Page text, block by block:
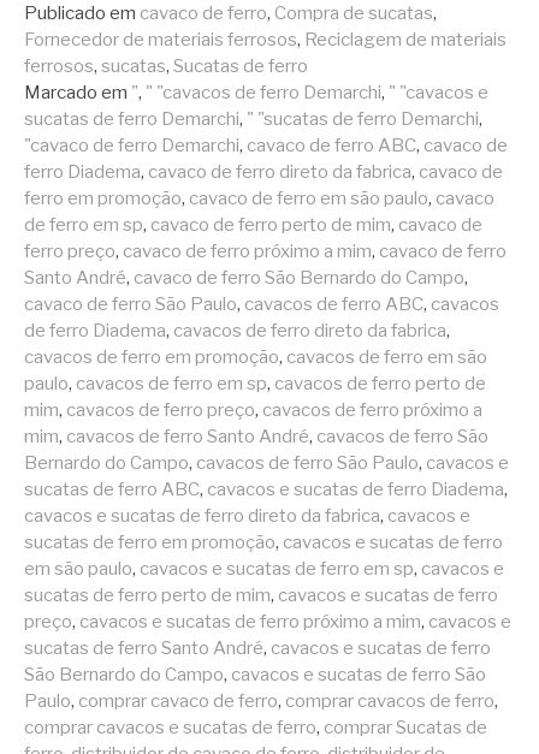
Publicado em cavaco de ferro, Compra de sucatas,
Fornecedor de materiais ferrosos, Reciclagem de materiais
ferrosos, sucatas, Sucatas de ferro
Marcado em ", " "cavacos de ferro Demarchi, " "cavacos e
sucatas de ferro Demarchi, " "sucatas de ferro Demarchi,
"cavaco de ferro Demarchi, cavaco de ferro ABC, cavaco de
ferro Diadema, cavaco de ferro direto da fabrica, cavaco de
ferro em promoção, cavaco de ferro em são paulo, cavaco
de ferro em sp, cavaco de ferro perto de mim, cavaco de
ferro preço, cavaco de ferro próximo a mim, cavaco de ferro
Santo André, cavaco de ferro São Bernardo do Campo,
cavaco de ferro São Paulo, cavacos de ferro ABC, cavacos
de ferro Diadema, cavacos de ferro direto da fabrica,
cavacos de ferro em promoção, cavacos de ferro em são
paulo, cavacos de ferro em sp, cavacos de ferro perto de
mim, cavacos de ferro preço, cavacos de ferro próximo a
mim, cavacos de ferro Santo André, cavacos de ferro São
Bernardo do Campo, cavacos de ferro São Paulo, cavacos e
sucatas de ferro ABC, cavacos e sucatas de ferro Diadema,
cavacos e sucatas de ferro direto da fabrica, cavacos e
sucatas de ferro em promoção, cavacos e sucatas de ferro
em são paulo, cavacos e sucatas de ferro em sp, cavacos e
sucatas de ferro perto de mim, cavacos e sucatas de ferro
preço, cavacos e sucatas de ferro próximo a mim, cavacos e
sucatas de ferro Santo André, cavacos e sucatas de ferro
São Bernardo do Campo, cavacos e sucatas de ferro São
Paulo, comprar cavaco de ferro, comprar cavacos de ferro,
comprar cavacos e sucatas de ferro, comprar Sucatas de